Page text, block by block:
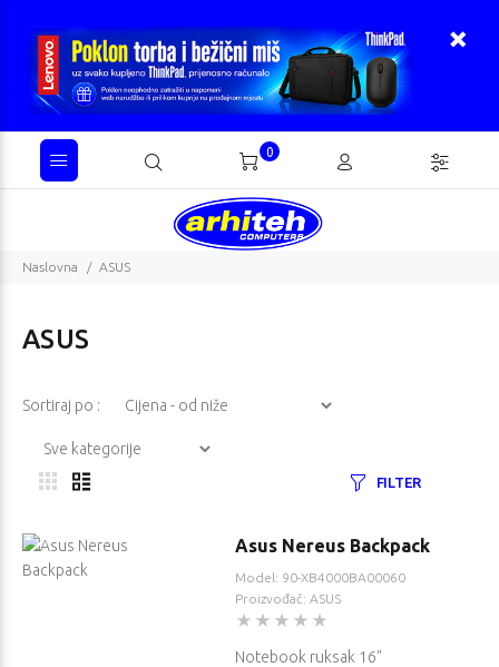
0
Naslovna ASUS
ASUS
Sortiraj po :
FILTER
Asus Nereus Backpack
Model: 90-XB4000BA00060
Proizvođač: ASUS
Notebook ruksak 16"